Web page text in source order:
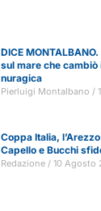
DICE
sul mare che
nuragica
Pierluigi Montalbano
Coppa Italia,
Capello e Bucchi
Redazione 10 Agosto